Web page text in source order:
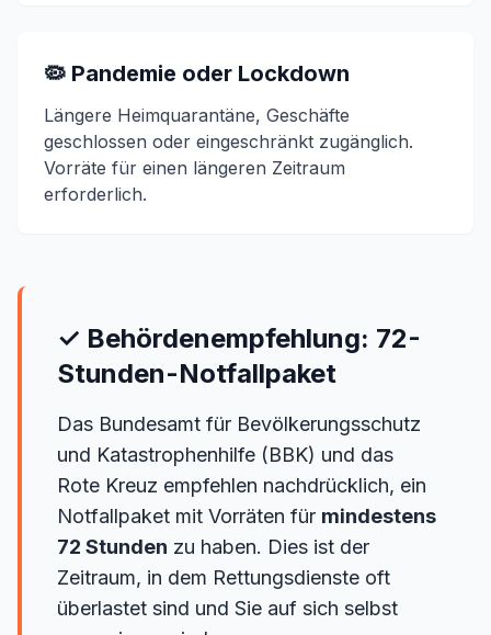
🦠 Pandemie oder Lockdown
Längere Heimquarantäne, Geschäfte
geschlossen oder eingeschränkt zugänglich.
Vorräte für einen längeren Zeitraum
erforderlich.
✓ Behördenempfehlung: 72-
Stunden-Notfallpaket
Das Bundesamt für Bevölkerungsschutz
und Katastrophenhilfe (BBK) und das
Rote Kreuz empfehlen nachdrücklich, ein
Notfallpaket mit Vorräten für mindestens
72 Stunden zu haben. Dies ist der
Zeitraum, in dem Rettungsdienste oft
überlastet sind und Sie auf sich selbst